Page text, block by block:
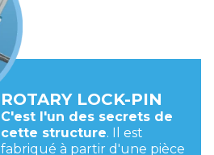
ROTARY LOCK-PIN
C'est l'un des secrets de
cette structure. Il est
fabriqué à partir d'une pièce